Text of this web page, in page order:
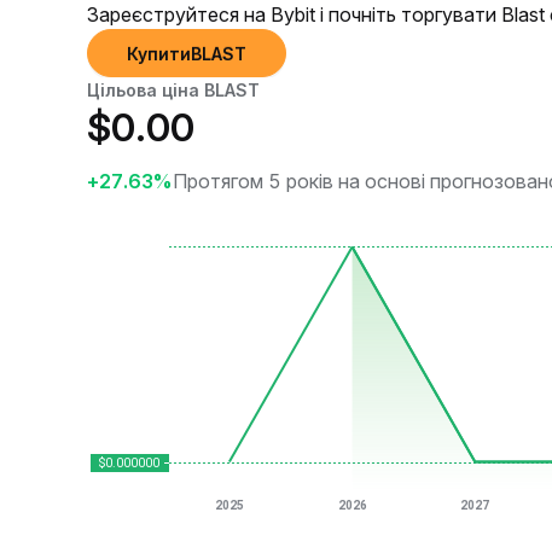
Зареєструйтеся на Bybit і почніть торгувати Blast
КупитиBLAST
Цільова ціна BLAST
$0.00
+27.63%Протягом 5 років на основі